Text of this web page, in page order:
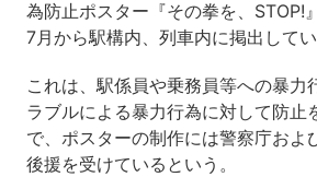
為防止ポスター『その拳を、STOP!
7月から駅構内、列車内に掲出してい
これは、駅係員や乗務員等への暴力
ラブルによる暴力行為に対して防止
で、ポスターの制作には警察庁およ
後援を受けているという。